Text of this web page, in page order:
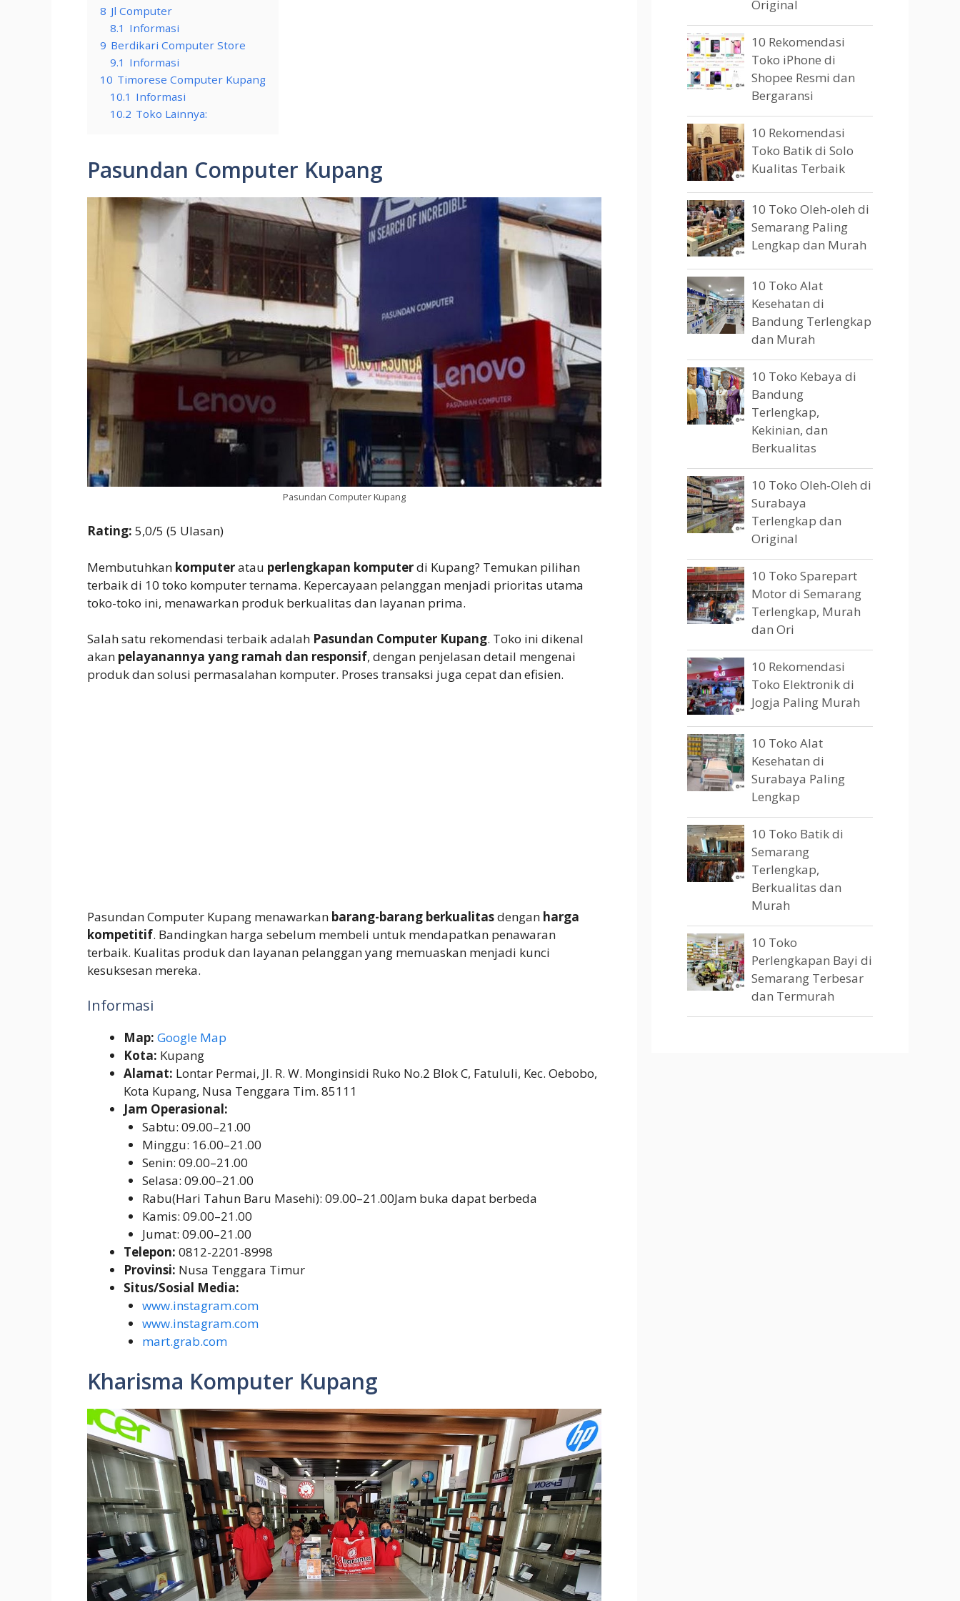
8 Jl Computer
8.1 Informasi
9 Berdikari Computer Store
9.1 Informasi
10 Timorese Computer Kupang
10.1 Informasi
10.2 Toko Lainnya:
Pasundan Computer Kupang
Pasundan Computer Kupang
Rating: 5,0/5 (5 Ulasan)
Membutuhkan komputeratau perlengkapan komputerdi Kupang? Temukan pilihan
terbaik di 10 toko komputer ternama. Kepercayaan pelanggan menjadi prioritas utama
toko-toko ini, menawarkan produk berkualitas dan layanan prima.
Salah satu rekomendasi terbaik adalah Pasundan Computer Kupang. Toko ini dikenal
akan pelayanannya yang ramah dan responsif, dengan penjelasan detail mengenai
produk dan solusi permasalahan komputer. Proses transaksi juga cepat dan efisien.
Pasundan Computer Kupang menawarkan barang-barang berkualitasdengan harga
kompetitif. Bandingkan harga sebelum membeli untuk mendapatkan penawaran
terbaik. Kualitas produk dan layanan pelanggan yang memuaskan menjadi kunci
kesuksesan mereka.
Informasi
Map: Google Map
Kota: Kupang
Alamat: Lontar Permai, Jl. R. W. Monginsidi Ruko No.2 Blok C, Fatululi, Kec. Oebobo,
Kota Kupang, Nusa Tenggara Tim. 85111
Jam Operasional:
Sabtu: 09.00–21.00
Minggu: 16.00–21.00
Senin: 09.00–21.00
Selasa: 09.00–21.00
Rabu(Hari Tahun Baru Masehi): 09.00–21.00Jam buka dapat berbeda
Kamis: 09.00–21.00
Jumat: 09.00–21.00
Telepon: 0812-2201-8998
Provinsi: Nusa Tenggara Timur
Situs/Sosial Media:
www.instagram.com
www.instagram.com
mart.grab.com
Kharisma Komputer Kupang
Original
10 Rekomendasi
Toko iPhone di
Shopee Resmi dan
Bergaransi
10 Rekomendasi
Toko Batik di Solo
Kualitas Terbaik
10 Toko Oleh-oleh di
Semarang Paling
Lengkap dan Murah
10 Toko Alat
Kesehatan di
Bandung Terlengkap
dan Murah
10 Toko Kebaya di
Bandung
Terlengkap,
Kekinian, dan
Berkualitas
10 Toko Oleh-Oleh di
Surabaya
Terlengkap dan
Original
10 Toko Sparepart
Motor di Semarang
Terlengkap, Murah
dan Ori
10 Rekomendasi
Toko Elektronik di
Jogja Paling Murah
10 Toko Alat
Kesehatan di
Surabaya Paling
Lengkap
10 Toko Batik di
Semarang
Terlengkap,
Berkualitas dan
Murah
10 Toko
Perlengkapan Bayi di
Semarang Terbesar
dan Termurah